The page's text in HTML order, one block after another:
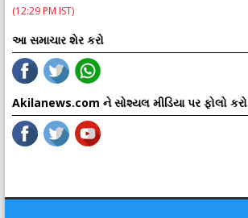
(12:29 PM IST)
આ સમાચાર શેર કરો
Akilanews.com ને સોશ્યલ મીડિયા પર ફોલો કરો